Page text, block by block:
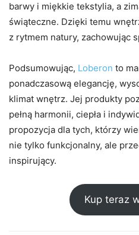
barwy i miękkie tekstylia, a
świąteczne. Dzięki temu
z rytmem natury, zachowując
Podsumowując, Loberon to
ponadczasową elegancję,
klimat wnętrz. Jej produkty
pełną harmonii, ciepła i
propozycja dla tych, którzy
nie tylko funkcjonalny, ale
inspirujący.
Kup teraz